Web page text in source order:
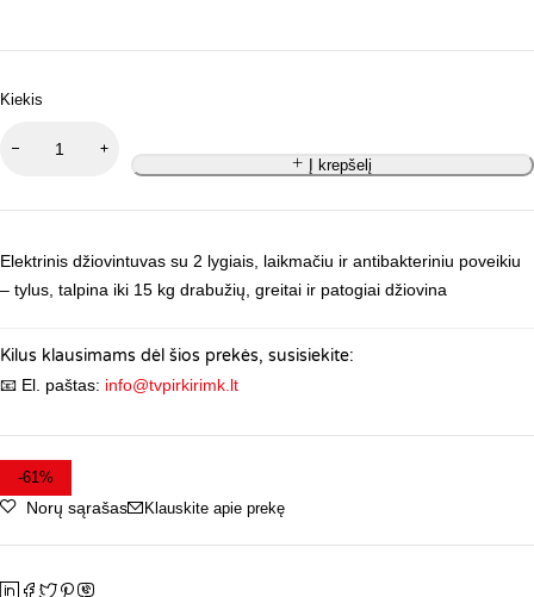
Kiekis
Į krepšelį
Elektrinis džiovintuvas su 2 lygiais, laikmačiu ir antibakteriniu poveikiu
– tylus, talpina iki 15 kg drabužių, greitai ir patogiai džiovina
Kilus klausimams dėl šios prekės, susisiekite:
📧 El. paštas: info@tvpirkirimk.lt
-61%
Norų sąrašas Klauskite apie prekę